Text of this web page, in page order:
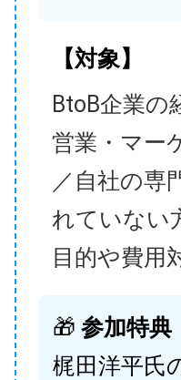
【対象】
BtoB企業の
営業・マー
／自社の専
れていない
目的や費用
🎁 参加特典
梶田洋平氏